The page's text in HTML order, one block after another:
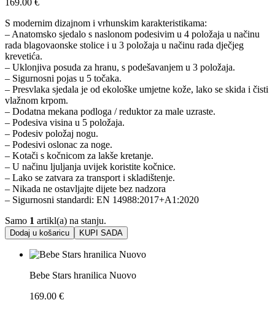
S modernim dizajnom i vrhunskim karakteristikama:
– Anatomsko sjedalo s naslonom podesivim u 4 položaja u načinu
rada blagovaonske stolice i u 3 položaja u načinu rada dječjeg
krevetića.
– Uklonjiva posuda za hranu, s podešavanjem u 3 položaja.
– Sigurnosni pojas u 5 točaka.
– Presvlaka sjedala je od ekološke umjetne kože, lako se skida i čisti
vlažnom krpom.
– Dodatna mekana podloga / reduktor za male uzraste.
– Podesiva visina u 5 položaja.
– Podesiv položaj nogu.
– Podesivi oslonac za noge.
– Kotači s kočnicom za lakše kretanje.
– U načinu ljuljanja uvijek koristite kočnice.
– Lako se zatvara za transport i skladištenje.
– Nikada ne ostavljajte dijete bez nadzora
– Sigurnosni standardi: EN 14988:2017+A1:2020
Samo 1 artikl(a) na stanju.
Dodaj u košaricu KUPI SADA
Bebe Stars hranilica Nuovo
169.00 €